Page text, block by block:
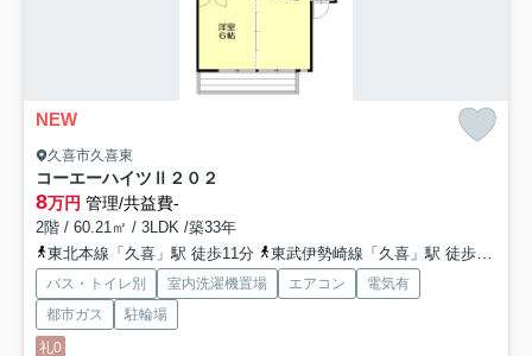
NEW
久喜市久喜東
コーエーハイツⅡ ２０２
8万円 管理/共益費-
2階 / 60.21㎡ / 3LDK /築33年
東北本線「久喜」駅 徒歩11分
東武伊勢崎線「久喜」駅 徒歩11分
バス・トイレ別 室内洗濯機置場 エアコン
電気有
都市ガス
駐輪場
礼0